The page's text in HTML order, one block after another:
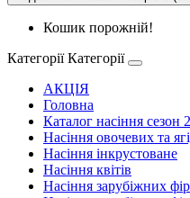
Кошик порожній!
Категорії Категорії
АКЦІЯ
Головна
Каталог насіння сезон
Насіння овочевих та
Насіння інкрустоване
Насіння квітів
Насіння зарубіжних